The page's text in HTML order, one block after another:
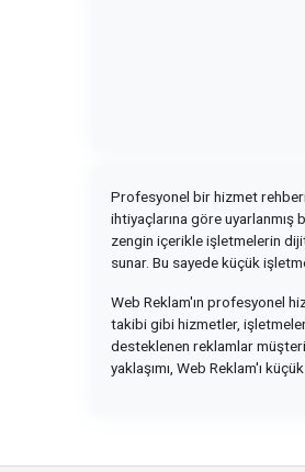
Profesyonel bir hizmet
ihtiyaçlarına göre uyarlanmış
zengin içerikle işletmelerin
sunar. Bu sayede küçük
Web Reklam'ın profesyonel
takibi gibi hizmetler,
desteklenen reklamlar müşteri
yaklaşımı, Web Reklam'ı